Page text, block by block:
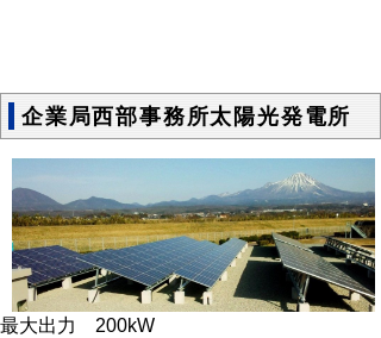
企業局西部事務所太陽光発電所
最大出力 200kW